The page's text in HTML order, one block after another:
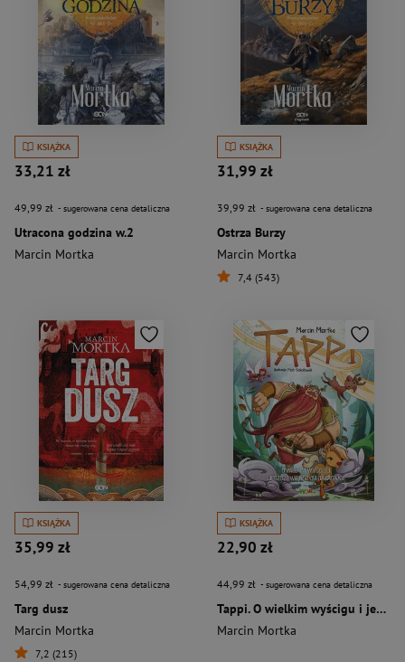
KSIĄŻKA
33,21 zł
49,99 zł - sugerowana cena detaliczna
Utracona godzina w.2
Marcin Mortka
KSIĄŻKA
31,99 zł
39,99 zł - sugerowana cena detaliczna
Ostrza Burzy
Marcin Mortka
7,4 (543)
KSIĄŻKA
35,99 zł
54,99 zł - sugerowana cena detaliczna
Targ dusz
Marcin Mortka
7,2 (215)
KSIĄŻKA
22,90 zł
44,99 zł - sugerowana cena detaliczna
Tappi. O wielkim wyścigu i jeszcze większym bałaganie
Marcin Mortka